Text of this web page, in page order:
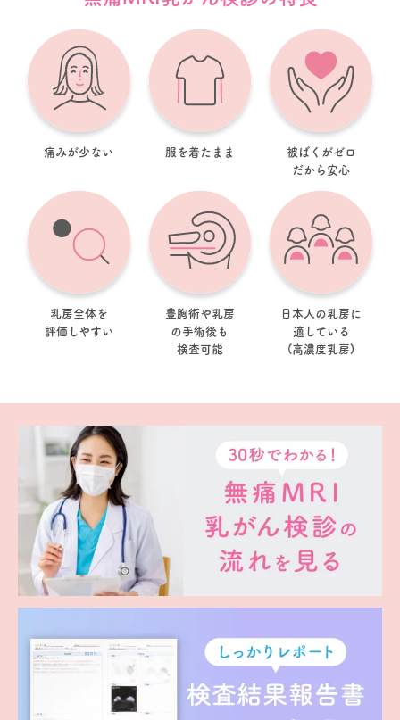
痛みが少ない 服を着たまま
被ばくがゼロ
だから安心
乳房全体を
評価しやすい
豊胸術や乳房
の手術後も
検査可能
日本人の乳房に
適している
(高濃度乳房)